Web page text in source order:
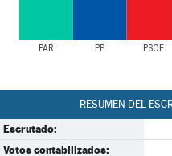
PAR PP PSOE
RESUMEN DEL
Escrutado:
Votos contabilizados: